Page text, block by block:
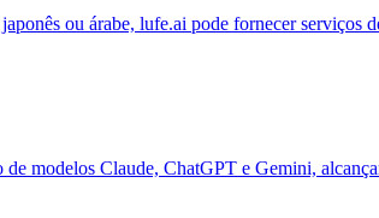
ou árabe, lufe.ai pode fornecer serviços
modelos Claude, ChatGPT e Gemini,